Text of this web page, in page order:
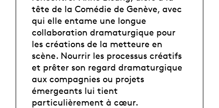
tête de la Comédie de Genève, avec
qui elle entame une longue
collaboration dramaturgique pour
les créations de la metteure en
scène. Nourrir les processus créatifs
et prêter son regard dramaturgique
aux compagnies ou projets
émergeants lui tient
particulièrement à cœur.